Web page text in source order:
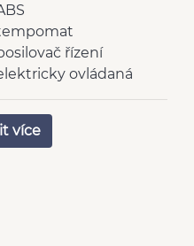
řízení
ovládaná
nastavitelná
více